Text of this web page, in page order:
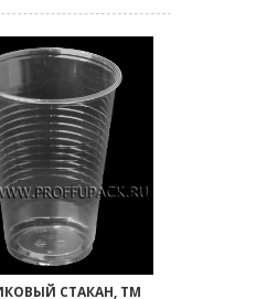
СТАКАН, ТМ